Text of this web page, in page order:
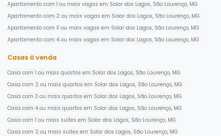
Apartamento com 1 ou mais vagas em Solar dos Lagos, São Lourenço, MG
Apartamento com 2 ou mais vagas em Solar dos Lagos, São Lourenço, MG
Apartamento com 3 ou mais vagas em Solar dos Lagos, São Lourenço, MG
Apartamento com 4 ou mais vagas em Solar dos Lagos, São Lourenço, MG
Casas à venda
Casa com 1 ou mais quartos em Solar dos Lagos, São Lourenço, MG
Casa com 2 ou mais quartos em Solar dos Lagos, São Lourenço, MG
Casa com 3 ou mais quartos em Solar dos Lagos, São Lourenço, MG
Casa com 4 ou mais quartos em Solar dos Lagos, São Lourenço, MG
Casa com 1 ou mais suites em Solar dos Lagos, São Lourenço, MG
Casa com 2 ou mais suites em Solar dos Lagos, São Lourenço, MG